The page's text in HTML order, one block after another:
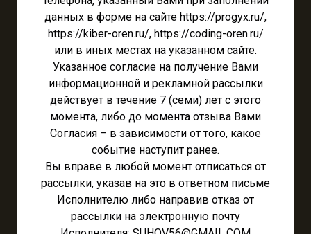
данных в форме на сайте https://progyx.ru/,
https://kiber-oren.ru/, https://coding-oren.ru/
или в иных местах на указанном сайте.
Указанное согласие на получение Вами
информационной и рекламной рассылки
действует в течение 7 (семи) лет с этого
момента, либо до момента отзыва Вами
Согласия – в зависимости от того, какое
событие наступит ранее.
Вы вправе в любой момент отписаться от
рассылки, указав на это в ответном письме
Исполнителю либо направив отказ от
рассылки на электронную почту